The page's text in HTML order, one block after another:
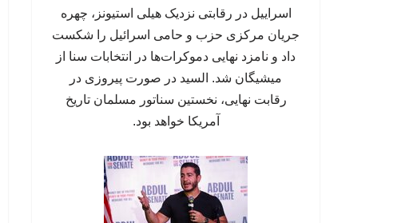
اسراییل در رقابتی نزدیک هیلی استیونز، چهره
جریان مرکزی حزب و حامی اسرائیل را شکست
داد و نامزد نهایی دموکرات‌ها در انتخابات سنا از
میشیگان شد. السید در صورت پیروزی در
رقابت نهایی، نخستین سناتور مسلمان تاریخ
آمریکا خواهد بود.